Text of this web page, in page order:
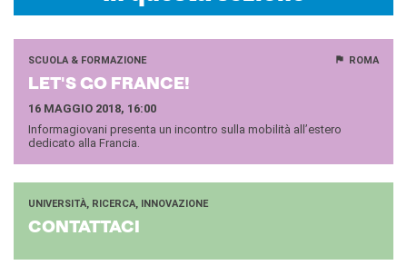
SCUOLA & FORMAZIONE ROMA
LET'S GO FRAN­CE!
16 MAGGIO 2018, 16:00
Informagiovani presenta un incontro sulla mobilità all’estero
dedicato alla Francia.
UNIVERSITÀ, RICERCA, INNOVAZIONE
CON­TAT­TA­CI